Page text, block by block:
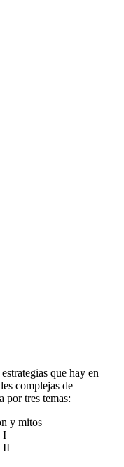
que hay en
complejas de
por tres temas:
y mitos
I
II